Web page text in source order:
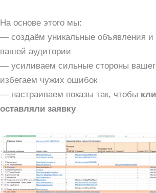
На основе этого мы:
— создаём уникальные объявления и
вашей аудитории
— усиливаем сильные стороны
избегаем чужих ошибок
— настраиваем показы так, чтобы
оставляли заявку